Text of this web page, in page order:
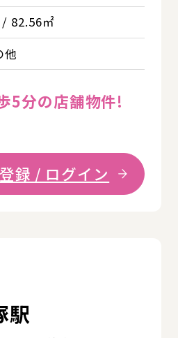
82.56㎡
他
5分の店舗物件!
録 / ログイン
駅